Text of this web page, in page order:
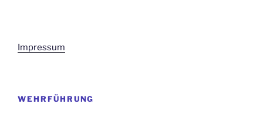
Impressum
WEHRFÜHRUNG